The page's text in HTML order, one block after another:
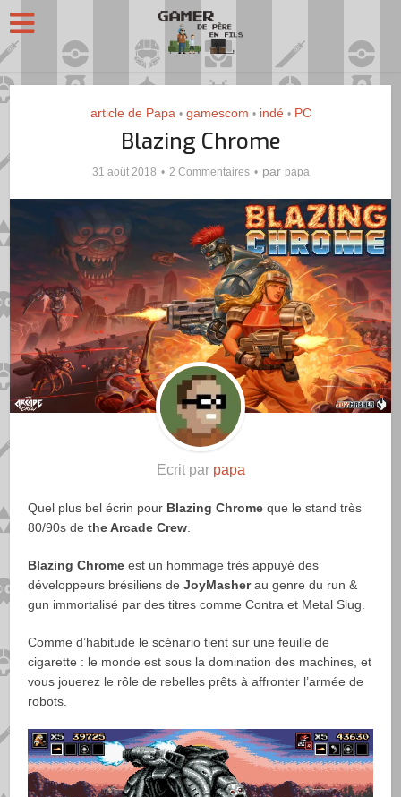
article de Papa • gamescom • indé • PC
Blazing Chrome
31 août 2018 2 Commentaires par papa
Ecrit par papa
Quel plus bel écrin pour Blazing Chromeque le stand très
80/90s dethe Arcade Crew.
Blazing Chrome est un hommage très appuyé des
développeurs brésiliens deJoyMasherau genre du run &
gun immortalisé par des titres comme Contra et Metal Slug.
Comme d’habitude le scénario tient sur une feuille de
cigarette : le monde est sous la domination des machines, et
vous jouerez le rôle de rebelles prêts à affronter l’armée de
robots.